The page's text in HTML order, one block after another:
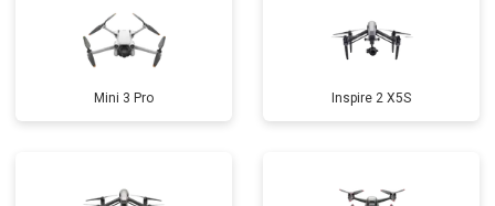
Mini 3 Pro Inspire 2 X5S